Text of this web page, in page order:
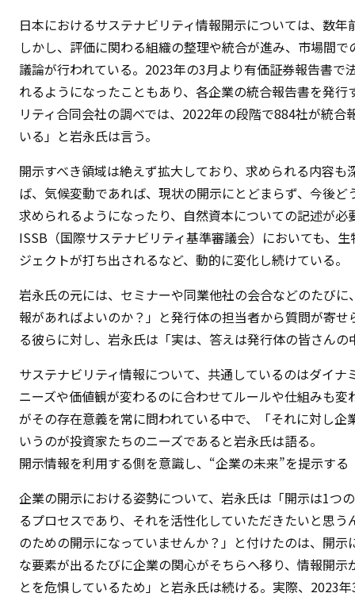
日本におけるサステナビリティ情報開示については、数
しかし、評価に関わる組織の整理や統合が進み、市場間
議論が行われている。2023年の3月より有価証券報告書で
れるようになったこともあり、各企業の統合報告書を発
リティ合同会社の調べでは、2022年の段階で884社が統
いる」と岩永氏は言う。
開示すべき領域は絶えず拡大しており、求められる内容
ば、気候変動であれば、現状の開示にとどまらず、今後
求められるようになったり、自然資本についての記述が
ISSB（国際サステナビリティ基準審議会）においても、
ジェクトが打ち出されるなど、動的に変化し続けている。
岩永氏の元には、セミナーや同業他社の会合などのたび
報があればよいのか？」と発行体の担当者から質問が寄
る彼らに対し、岩永氏は「実は、答えは発行体の皆さん
サステナビリティ情報について、共通しているのはダイ
ニーズや価値観が変わるのに合わせてルールや仕組みも
がその存在意義を常に問われている中で、「それに対し
いうのが投資家たちのニーズであると岩永氏は語る。
開示情報を利用する側を意識し、“企業の未来”を提示する
企業の開示における姿勢について、岩永氏は「開示は1つ
るプロセスであり、それを活性化していただきたいと思
のための開示になっていませんか？」と付けたのは、開
な要素が出るたびに企業の関心がそちらへ移り、情報開
とを危惧しているため」と岩永氏は続ける。実際、2023